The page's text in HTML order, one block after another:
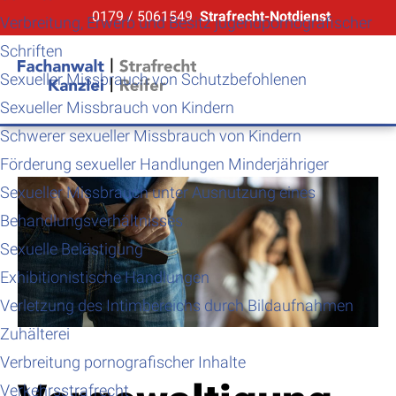
0179 / 5061549 Strafrecht-Notdienst
Verbreitung, Erwerb und Besitz jugendpornografischer
Schriften
Sexueller Missbrauch von Schutzbefohlenen
Sexueller Missbrauch von Kindern
Schwerer sexueller Missbrauch von Kindern
Förderung sexueller Handlungen Minderjähriger
Sexueller Missbrauch unter Ausnutzung eines
Behandlungsverhältnisses
Sexuelle Belästigung
Exhibitionistische Handlungen
Verletzung des Intimbereichs durch Bildaufnahmen
Zuhälterei
Verbreitung pornografischer Inhalte
Verkehrsstrafrecht